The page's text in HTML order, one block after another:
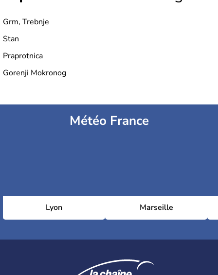
Grm, Trebnje
Stan
Praprotnica
Gorenji Mokronog
Météo France
Lyon Marseille